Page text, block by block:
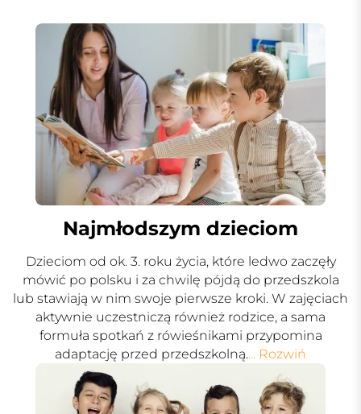
Najmłodszym dzieciom
Dzieciom od ok. 3. roku życia, które ledwo zaczęły
mówić po polsku i za chwilę pójdą do przedszkola
lub stawiają w nim swoje pierwsze kroki. W zajęciach
aktywnie uczestniczą również rodzice, a sama
formuła spotkań z rówieśnikami przypomina
adaptację przed przedszkolną.... Rozwiń